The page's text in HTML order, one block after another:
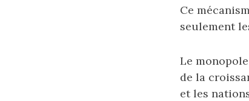
Ce
seulement
Le
de la
et les